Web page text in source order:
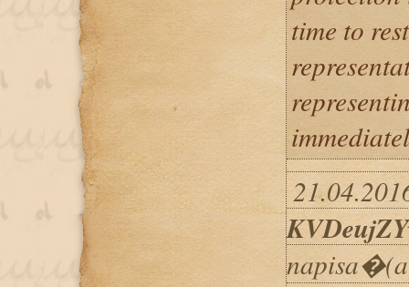
time to